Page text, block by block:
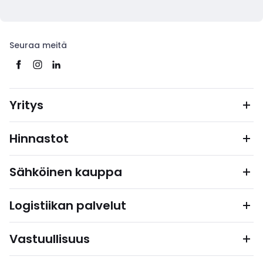
Seuraa meitä
Yritys
Hinnastot
Sähköinen kauppa
Logistiikan palvelut
Vastuullisuus